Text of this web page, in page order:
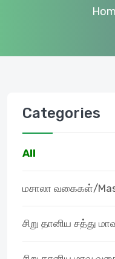
Categories
All
மசாலா வகைகள்/
சிறு தானிய சத்து